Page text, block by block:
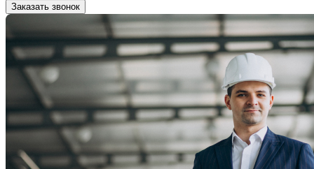
Заказать звонок